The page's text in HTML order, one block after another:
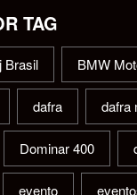
TAG
Brasil BMW
dafra dafra
Dominar 400
evento